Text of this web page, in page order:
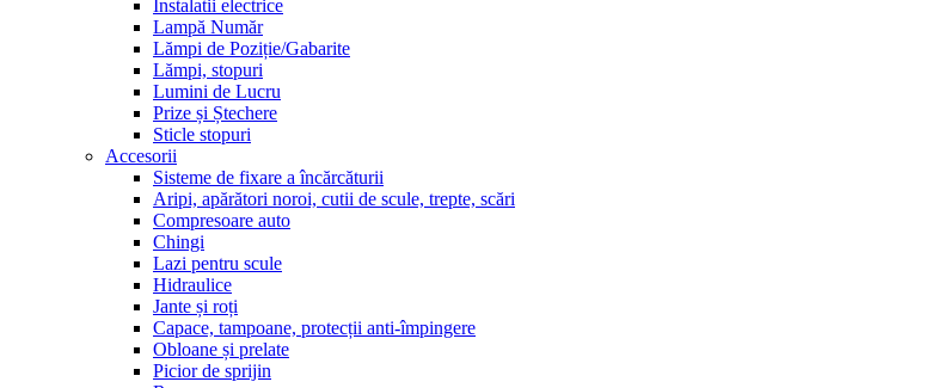
Instalatii electrice
Lampă Număr
Lămpi de Poziție/Gabarite
Lămpi, stopuri
Lumini de Lucru
Prize și Ștechere
Sticle stopuri
Accesorii
Sisteme de fixare a încărcăturii
Aripi, apărători noroi, cutii de scule, trepte, scări
Compresoare auto
Chingi
Lazi pentru scule
Hidraulice
Jante și roți
Capace, tampoane, protecții anti-împingere
Obloane și prelate
Picior de sprijin